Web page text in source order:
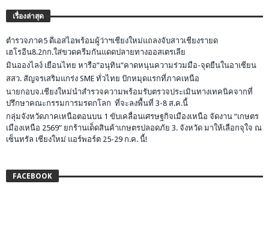
เรื่องล่าสุด
ตำรวจภาค5 ดีเอสไอพร้อมผู้ว่าฯเชียงใหม่แถลงจับสาวเชียงรายด
เฮโรอีน8.2กก.ใส่ขวดครีมกันแดดปลายทางออสเตรเลีย
มินอองไลง์ เยือนไทย หารือ”อนุทิน”คาดหนุนความร่วมมือ-จุดยืนในอาเซียน
สสว. สัญจรเสริมแกร่ง SME ทั่วไทย ปักหมุดแรกที่ภาคเหนือ
นายกอบจ.เชียงใหม่นำสำรวจความพร้อมรับตรวจประเมินทางเทคนิคจากที่
ปรึกษาคณะกรรมการมรดกโลก ที่จะลงพื้นที่ 3-8 ส.ค.นี้
กลุ่มจังหวัดภาคเหนือตอนบน 1 ขับเคลื่อนเศรษฐกิจเมืองเหนือ จัดงาน “เกษตร
เมืองเหนือ 2569” ยกร้านเด็ดสินค้าเกษตรปลอดภัย 3. จังหวัด มาให้เลือกจุใจ ณ
เซ็นทรัล เชียงใหม่ แอร์พอร์ต 25-29 ก.ค. นี้!
FACEBOOK